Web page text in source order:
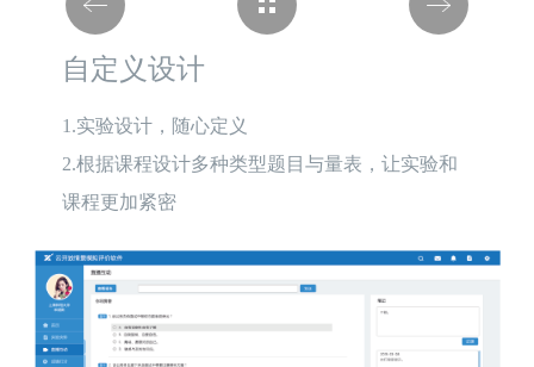
自定义设计
1.实验设计，随心定义
2.根据课程设计多种类型题目与量表，让实验和
课程更加紧密